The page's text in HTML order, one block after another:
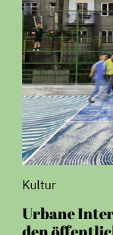
Kultur
Urbane
den